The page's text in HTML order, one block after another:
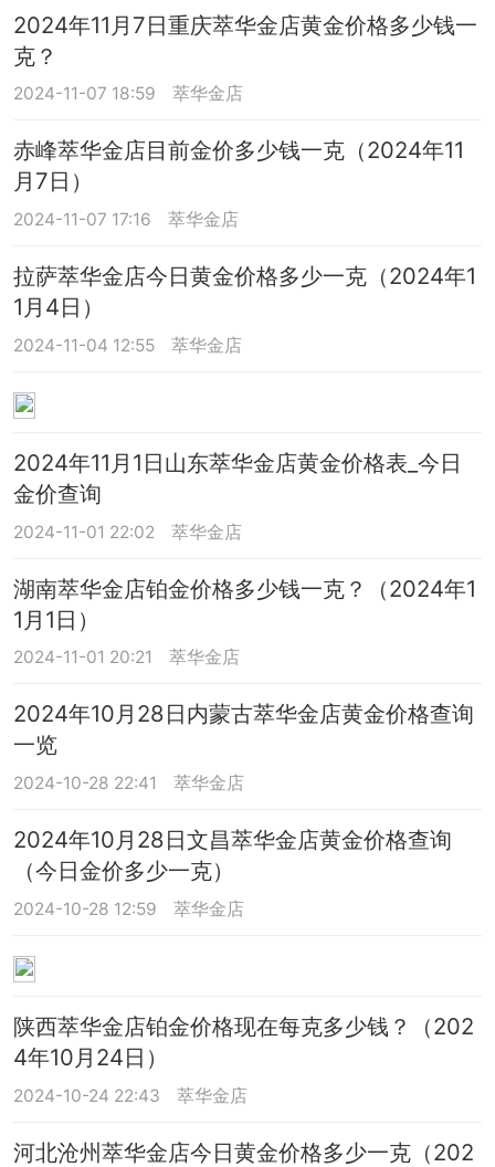
2024年11月7日重庆萃华金店黄金价格多少钱一
克？
2024-11-07 18:59 萃华金店
赤峰萃华金店目前金价多少钱一克（2024年11
月7日）
2024-11-07 17:16 萃华金店
拉萨萃华金店今日黄金价格多少一克（2024年1
1月4日）
2024-11-04 12:55 萃华金店
2024年11月1日山东萃华金店黄金价格表_今日
金价查询
2024-11-01 22:02 萃华金店
湖南萃华金店铂金价格多少钱一克？（2024年1
1月1日）
2024-11-01 20:21 萃华金店
2024年10月28日内蒙古萃华金店黄金价格查询
一览
2024-10-28 22:41 萃华金店
2024年10月28日文昌萃华金店黄金价格查询
（今日金价多少一克）
2024-10-28 12:59 萃华金店
陕西萃华金店铂金价格现在每克多少钱？（202
4年10月24日）
2024-10-24 22:43 萃华金店
河北沧州萃华金店今日黄金价格多少一克（202